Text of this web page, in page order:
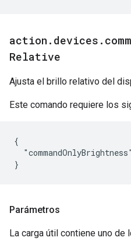
action . devices .
Relative
Ajusta el brillo relativo del
Este comando requiere los
{
Parámetros
La carga útil contiene uno